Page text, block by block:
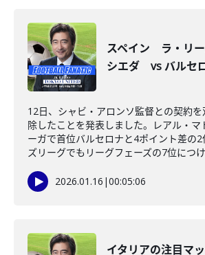
スペイン ラ・リ
シエダ vs バルセ
12日、シャビ・アロンソ監督との契約
除したことを発表しました。レアル・マ
ーガで首位バルセロナと4ポイント差の
ズリーグでもリーグフェーズの7位につ
2026.01.16 |00:05:06
イタリアの注目マ